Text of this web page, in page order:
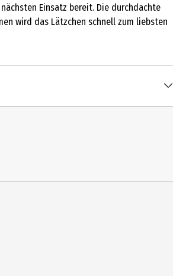
Einsatz bereit. Die durchdachte
wird das Lätzchen schnell zum liebsten